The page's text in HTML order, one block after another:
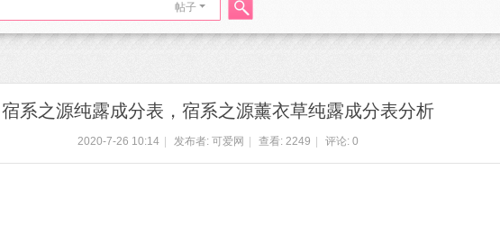
帖子
搜
索
宿系之源纯露成分表，宿系之源薰衣草纯露成分表分析
2020-7-26 10:14 发布者: 可爱网 查看: 2249 评论: 0